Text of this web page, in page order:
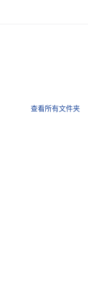
查看所有文件夹